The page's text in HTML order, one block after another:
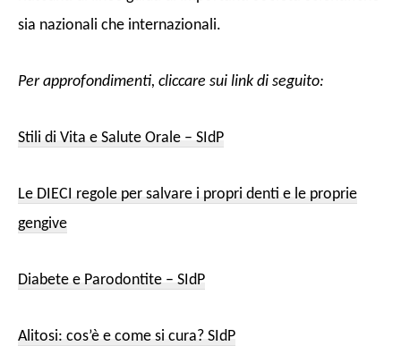
sia nazionali che internazionali.
Per approfondimenti, cliccare sui link di seguito:
Stili di Vita e Salute Orale – SIdP
Le DIECI regole per salvare i propri denti e le proprie
gengive
Diabete e Parodontite – SIdP
Alitosi: cos’è e come si cura? SIdP